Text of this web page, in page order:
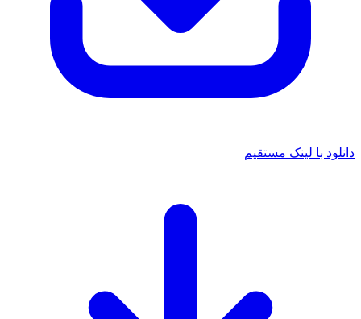
با لینک مستقیم